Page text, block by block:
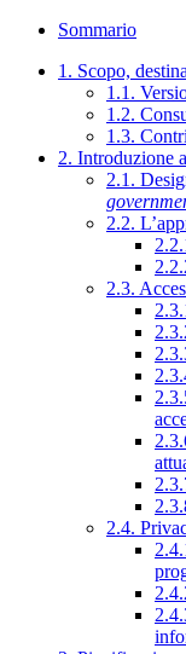
Sommario
1. Scopo,
1.1.
1.2.
1.3.
2. Introduzione
2.1.
2.2.
2.3.
2.4.